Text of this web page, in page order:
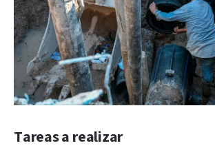
Tareas a realizar